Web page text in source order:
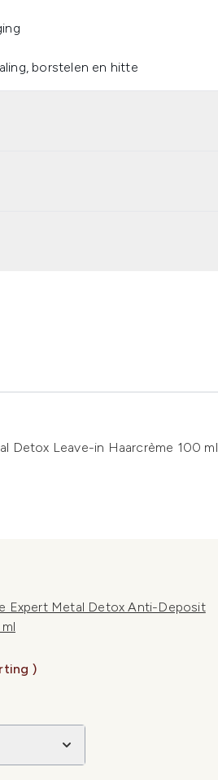
borstelen en hitte
Detox Leave-in Haarcrème 100 ml
Expert Metal Detox Anti-Deposit
)